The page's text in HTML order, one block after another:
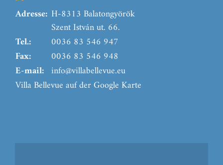
Adresse: H-8313 Balatongyörök
Szent István ut. 66.
Tel.:
0036 83 546 947
Fax:
0036 83 546 948
E-mail: info@villabellevue.eu
Villa Bellevue auf der Google Karte